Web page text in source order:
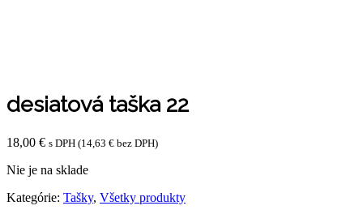
desiatová taška 22
18,00 € s DPH (14,63 € bez DPH)
Nie je na sklade
Kategórie: Tašky, Všetky produkty